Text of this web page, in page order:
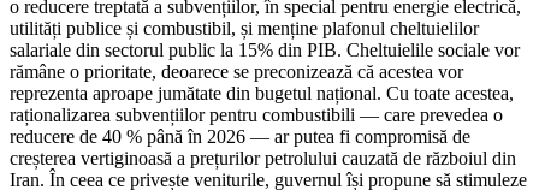
o reducere treptată a subvențiilor, în special pentru energie electrică,
utilități publice și combustibil, și menține plafonul cheltuielilor
salariale din sectorul public la 15% din PIB. Cheltuielile sociale vor
rămâne o prioritate, deoarece se preconizează că acestea vor
reprezenta aproape jumătate din bugetul național. Cu toate acestea,
raționalizarea subvențiilor pentru combustibili — care prevedea o
reducere de 40 % până în 2026 — ar putea fi compromisă de
creșterea vertiginoasă a prețurilor petrolului cauzată de războiul din
Iran. În ceea ce privește veniturile, guvernul își propune să stimuleze